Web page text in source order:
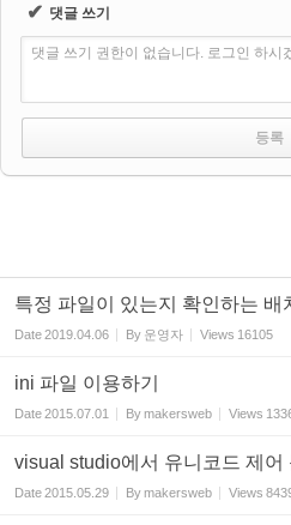
✔ 댓글 쓰기
댓글 쓰기 권한이 없습니다. 로그인 하시
특정 파일이 있는지 확인하는 배
Date2019.04.06 By 운영자 Views 16105
ini 파일 이용하기
Date2015.07.01 Bymakersweb Views
visual studio에서 유니코드 제어
Date2015.05.29 Bymakersweb Views